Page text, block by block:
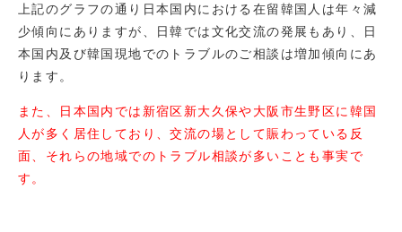
上記のグラフの通り日本国内における在留韓国人は年々減
少傾向にありますが、日韓では文化交流の発展もあり、日
本国内及び韓国現地でのトラブルのご相談は増加傾向にあ
ります。
また、日本国内では新宿区新大久保や大阪市生野区に韓国
人が多く居住しており、交流の場として賑わっている反
面、それらの地域でのトラブル相談が多いことも事実で
す。